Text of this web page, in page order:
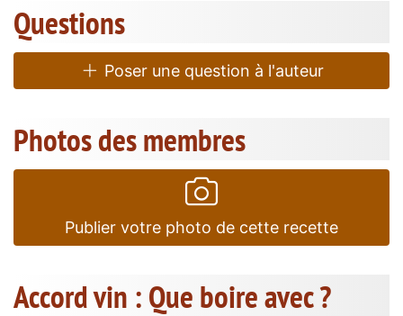
Questions
Poser une question à l'auteur
Photos des membres
Publier votre photo de cette recette
Accord vin : Que boire avec ?